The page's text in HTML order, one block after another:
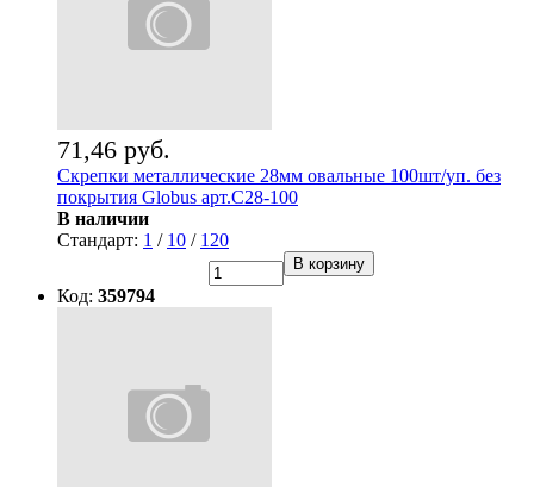
71,46 руб.
Скрепки металлические 28мм овальные 100шт/уп. без
покрытия Globus арт.C28-100
В наличии
Стандарт: 1 / 10 / 120
В корзину
Код: 359794